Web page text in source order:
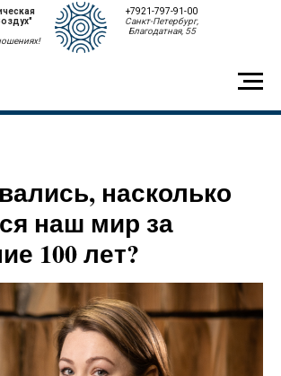
+7921-797-91-00
Санкт-Петербург,
Благодатная, 55
насколько
наш мир за
100 лет?